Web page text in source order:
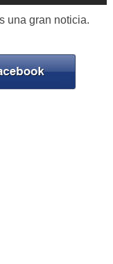
una gran noticia.